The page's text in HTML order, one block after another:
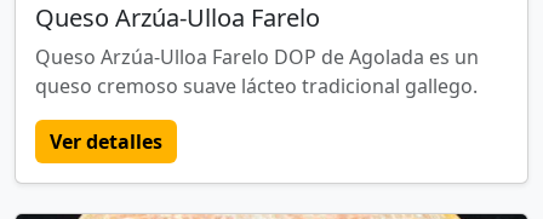
Queso Arzúa-Ulloa Farelo
Queso Arzúa-Ulloa Farelo DOP de Agolada es un
queso cremoso suave lácteo tradicional gallego.
Ver detalles